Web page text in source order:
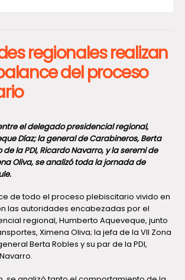
regionales realizan
del proceso
el delegado presidencial regional,
Díaz; la general de Carabineros, Berta
de la PDI, Ricardo Navarro, y la seremi de
Oliva, se analizó toda la jornada de
de todo el proceso plebiscitario vivido en
las autoridades encabezadas por el
regional, Humberto Aqueveque, junto
Ximena Oliva; la jefa de la VII Zona
Berta Robles y su par de la PDI,